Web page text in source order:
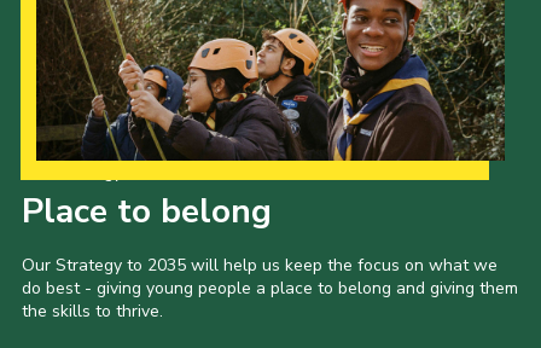
Place to belong
Our Strategy to 2035 will help us keep the focus on what we
do best - giving young people a place to belong and giving them
the skills to thrive.